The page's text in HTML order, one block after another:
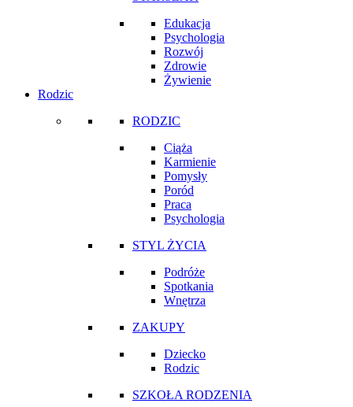
Edukacja
Psychologia
Rozwój
Zdrowie
Żywienie
Rodzic
RODZIC
Ciąża
Karmienie
Pomysły
Poród
Praca
Psychologia
STYL ŻYCIA
Podróże
Spotkania
Wnętrza
ZAKUPY
Dziecko
Rodzic
SZKOŁA RODZENIA